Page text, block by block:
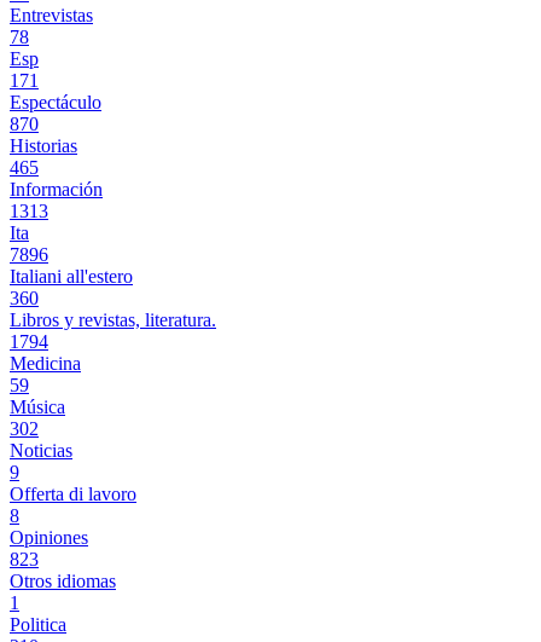
Entrevistas
78
Esp
171
Espectáculo
870
Historias
465
Información
1313
Ita
7896
Italiani all'estero
360
Libros y revistas, literatura.
1794
Medicina
59
Música
302
Noticias
9
Offerta di lavoro
8
Opiniones
823
Otros idiomas
1
Politica